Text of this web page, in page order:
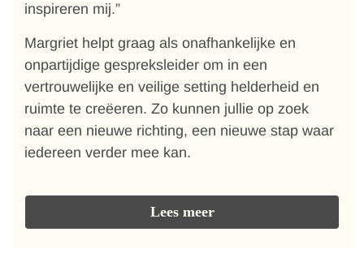
inspireren mij.”
Margriet helpt graag als onafhankelijke en
onpartijdige gespreksleider om in een
vertrouwelijke en veilige setting helderheid en
ruimte te creëeren. Zo kunnen jullie op zoek
naar een nieuwe richting, een nieuwe stap waar
iedereen verder mee kan.
Lees meer